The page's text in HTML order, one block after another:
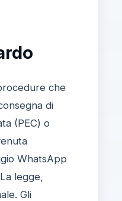
che
di
(PEC) o
WhatsApp
legge,
Gli